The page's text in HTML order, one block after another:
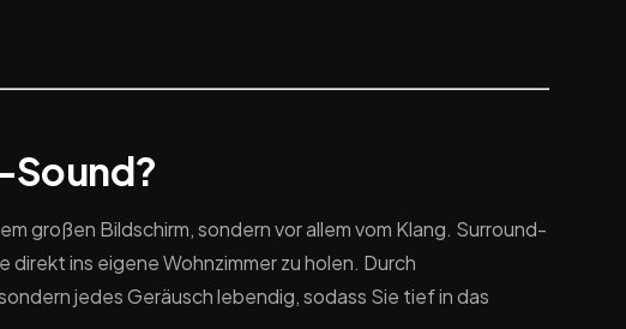
Sound?
großen Bildschirm, sondern vor allem vom Klang. Surround-
ins eigene Wohnzimmer zu holen. Durch
jedes Geräusch lebendig, sodass Sie tief in das